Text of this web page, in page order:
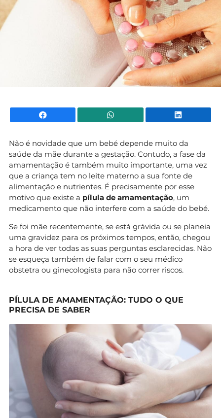
Facebook WhatsApp
Não é novidade que um bebé depende muito da
saúde da mãe durante a gestação. Contudo, a fase da
amamentação é também muito importante, uma vez
que a criança tem no leite materno a sua fonte de
alimentação e nutrientes. É precisamente por esse
motivo que existe a pílula de amamentação, um
medicamento que não interfere com a saúde do bebé.
Se foi mãe recentemente, se está grávida ou se planeia
uma gravidez para os próximos tempos, então, chegou
a hora de ver todas as suas perguntas esclarecidas. Não
se esqueça também de falar com o seu médico
obstetra ou ginecologista para não correr riscos.
PÍLULA DE AMAMENTAÇÃO: TUDO O QUE
PRECISA DE SABER